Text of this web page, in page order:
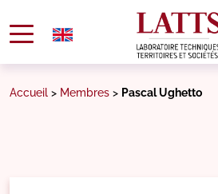
Accueil > Membres > Pascal Ughetto